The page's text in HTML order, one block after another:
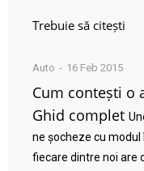
Trebuie să citești
Auto 16 Feb 2015
Cum contești o
Ghid complet
ne șocheze cu modul
fiecare dintre noi are